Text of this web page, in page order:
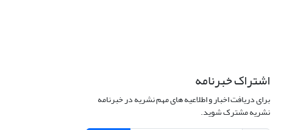
اشتراک خبرنامه
برای دریافت اخبار و اطلاعیه های مهم نشریه در خبرنامه
نشریه مشترک شوید.